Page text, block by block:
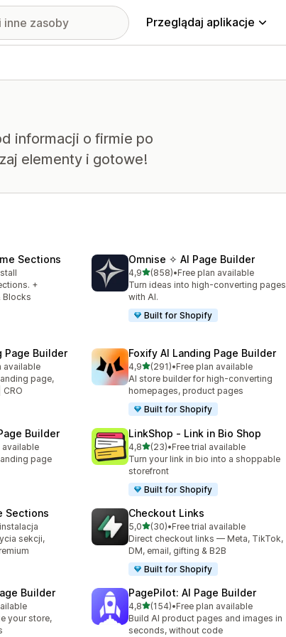
Przeglądaj aplikacje
informacji o firmie po
elementy i gotowe!
Sections
+
Blocks
Omnise ✧ AI Page Builder
4,9na 5 gwiazdek
(858)
Łączna liczba recenzji: 858
•Free plan available
Turn ideas into high-converting pages
with AI.
Built for Shopify
Page Builder
3968
available
page,
Foxify AI Landing Page Builder
4,9na 5 gwiazdek
(291)
Łączna liczba recenzji: 291
•Free plan available
AI store builder for high-converting
homepages, product pages
Built for Shopify
Builder
1333
available
page
LinkShop ‑ Link in Bio Shop
4,8na 5 gwiazdek
(23)
Łączna liczba recenzji: 23
•Free trial available
Turn your link in bio into a shoppable
storefront
Built for Shopify
Sections
270
sekcji,
Checkout Links
5,0na 5 gwiazdek
(30)
Łączna liczba recenzji: 30
•Free trial available
Direct checkout links — Meta, TikTok,
DM, email, gifting & B2B
Built for Shopify
Builder
34
your store,
PagePilot: AI Page Builder
4,8na 5 gwiazdek
(154)
Łączna liczba recenzji: 154
•Free plan available
Build AI product pages and images in
seconds, without code